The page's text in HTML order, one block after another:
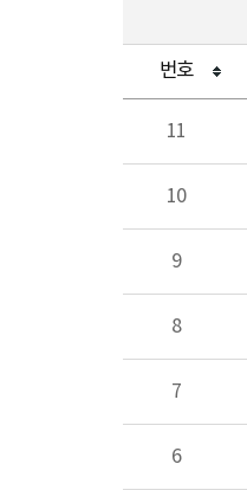
번호
11
10
9
8
7
6